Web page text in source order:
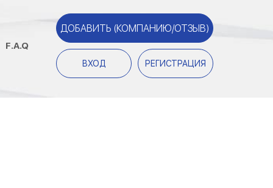
F.A.Q
ДОБАВИТЬ (КОМПАНИЮ/ОТЗЫВ)
ВХОД РЕГИСТРАЦИЯ